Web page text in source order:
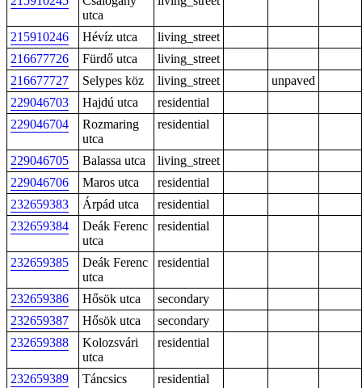
utca
215910246 Hévíz utca
living_street
216677726
Fürdő utca
living_street
216677727
Selypes köz living_street
unpaved
229046703
Hajdú utca
residential
229046704
Rozmaring
utca
residential
229046705 Balassa utca
living_street
229046706
Maros utca
residential
232659383
Árpád utca
residential
232659384
Deák Ferenc
utca
residential
232659385
Deák Ferenc
utca
residential
232659386 Hősök utca
secondary
232659387
Hősök utca
secondary
232659388
Kolozsvári
utca
residential
232659389
Táncsics
residential